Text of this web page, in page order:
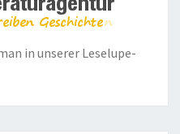
in unserer Leselupe-